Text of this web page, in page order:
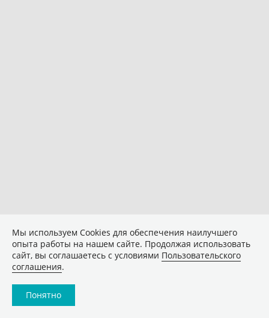
Мы используем Сookies для обеспечения наилучшего
опыта работы на нашем сайте. Продолжая использовать
сайт, вы соглашаетесь с условиями Пользовательского
соглашения.
Понятно